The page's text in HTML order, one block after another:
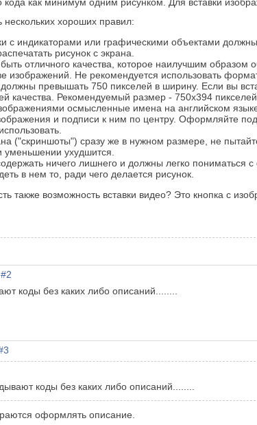
хороших правил:
с индикаторами или графическими объектами
рисунок с экрана.
отличного качества, которое наилучшим
изображений. Не рекомендуется использовать
превышать 750 пикселей в ширину. Если вы
качества. Рекомендуемый размер - 750х394 пикселей.
осмысленные имена на английском
и подписи к ним по центру. Оформляйте
("скриншоты") сразу же в нужном размере, не
уменьшении ухудшится.
ничего лишнего и должны легко пониматься
в нем то, ради чего делается рисунок.
также возможность вставки видео? Это кнопка с
#2
коды без каких либо описаний........
коды без каких либо описаний........
оформлять описание.